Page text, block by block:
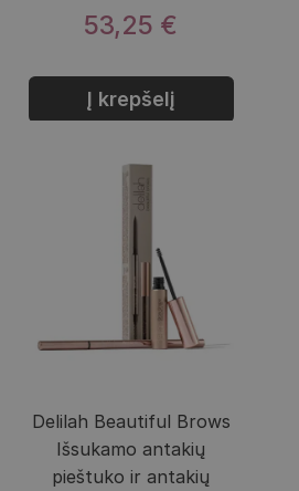
53,25 €
Į krepšelį
Delilah Beautiful Brows
Išsukamo antakių
pieštuko ir antakių